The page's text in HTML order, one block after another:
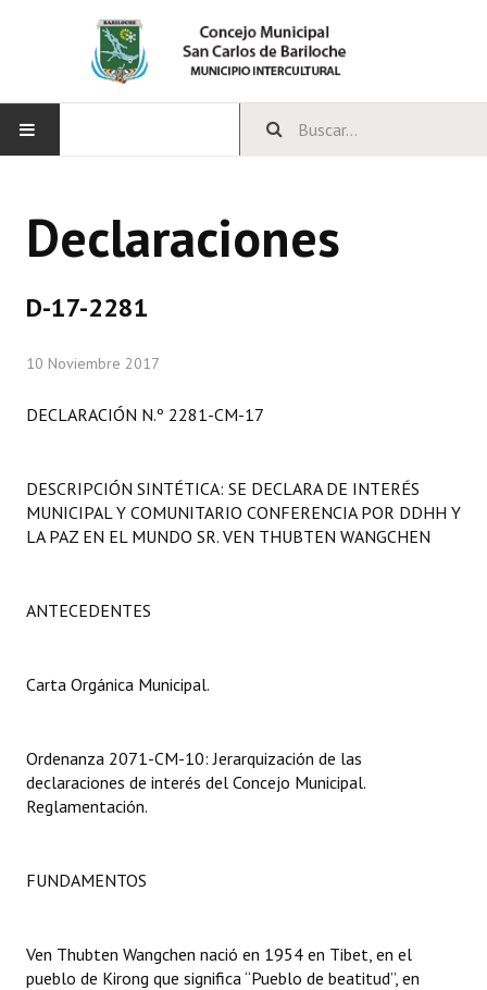
CONCEJO
Comisiones Especiales
Programas
Constitución Nacional
Carta Orgánica 2007
Digesto
DOCUMENTOS
Proyectos Presentados
Declaraciones
D-17-2281
10 Noviembre 2017
DECLARACIÓN N.º 2281-CM-17
DESCRIPCIÓN SINTÉTICA: SE DECLARA DE INTERÉS
MUNICIPAL Y COMUNITARIO CONFERENCIA POR DDHH Y
LA PAZ EN EL MUNDO SR. VEN THUBTEN WANGCHEN
ANTECEDENTES
Carta Orgánica Municipal.
Ordenanza 2071-CM-10: Jerarquización de las
declaraciones de interés del Concejo Municipal.
Reglamentación.
FUNDAMENTOS
Ven Thubten Wangchen nació en 1954 en Tibet, en el
pueblo de Kirong que significa “Pueblo de beatitud”, en